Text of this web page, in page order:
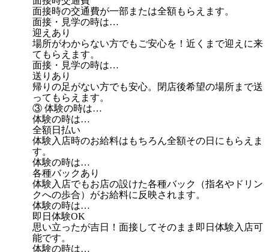
面接時の交通費が一部または全額もらえます。
面接・見学の時は…
迎えあり
場所がわからない方でもご安心を！近くまで迎えに来
てもらえます。
面接・見学の時は…
送りあり
帰りの足がない方でも安心。閉店後希望の場所まで送
ってもらえます。
③ 体験の時は…
体験の時は…
全額日払い
体験入店時のお給料はもちろん全額その日にもらえま
す。
体験の時は…
各種バックあり
体験入店でもお店の設けた各種バック（指名やドリン
クへの歩合）がお給料に反映されます。
体験の時は…
即日体験OK
思い立ったが吉日！面接してそのまま即日体験入店可
能です。
体験の時は…